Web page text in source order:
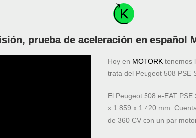
prueba de aceleración en español
Hoy en MOTORK tenemos
trata del Peugeot 508 PSE
El Peugeot 508 e-EAT
x 1.859 x 1.420 mm.
de 360 CV con un par